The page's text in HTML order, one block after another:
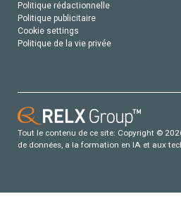
Politique rédactionnelle
Politique publicitaire
Cookie settings
Politique de la vie privée
Tout le contenu de ce site: Copyright ©
de données, a la formation en IA et aux